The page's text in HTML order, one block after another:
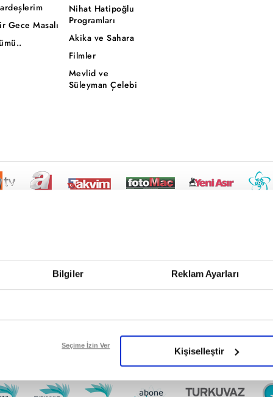
Bilgiler Reklam Ayarları
Seçime İzin Ver
Kişiselleştir
Gece Masalı
Nihat Hatipoğlu
Programları
Akika ve Sahara
Filmler
Mevlid ve
Süleyman Çelebi